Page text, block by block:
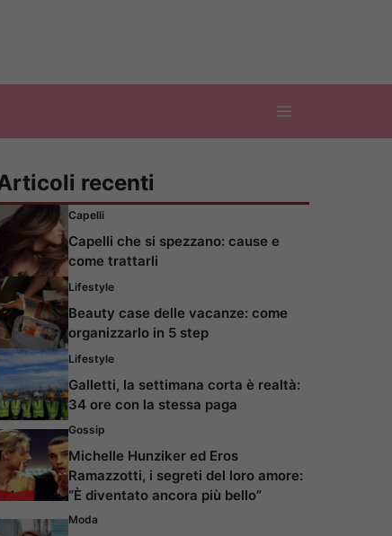
recenti
Capelli
Capelli che si spezzano: cause e
come trattarli
Lifestyle
Beauty case delle vacanze: come
organizzarlo in 5 step
Lifestyle
Galletti, la settimana corta è realtà:
34 ore con la stessa paga
Gossip
Michelle Hunziker ed Eros
Ramazzotti, i segreti del loro amore:
“È diventato ancora più bello”
Moda